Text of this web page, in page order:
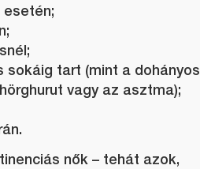
sokáig tart (mint a dohányos
vagy az asztma);
nők – tehát azok,